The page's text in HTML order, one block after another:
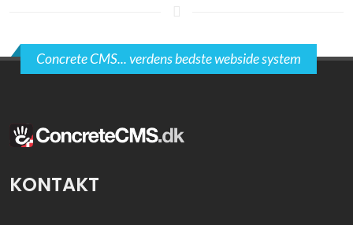
Concrete CMS... verdens bedste webside system
KONTAKT